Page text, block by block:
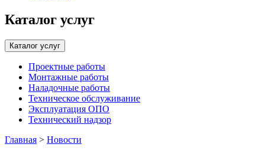
Каталог услуг
Каталог услуг
Проектные работы
Монтажные работы
Наладочные работы
Техническое обслуживание
Эксплуатация ОПО
Технический надзор
Главная > Новости